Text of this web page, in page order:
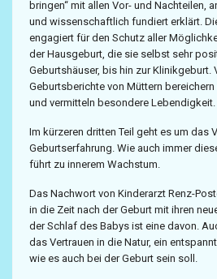
bringen“ mit allen Vor- und Nachteilen,
und wissenschaftlich fundiert erklärt.
engagiert für den Schutz aller
der Hausgeburt, die sie selbst sehr
Geburtshäuser, bis hin zur Klinikgeburt.
Geburtsberichte von Müttern
und vermitteln besondere Lebendigkeit.
Im kürzeren dritten Teil geht es um das
Geburtserfahrung. Wie auch immer
führt zu innerem Wachstum.
Das Nachwort von Kinderarzt Renz-
in die Zeit nach der Geburt mit ihren
der Schlaf des Babys ist eine davon.
das Vertrauen in die Natur, ein
wie es auch bei der Geburt sein soll.